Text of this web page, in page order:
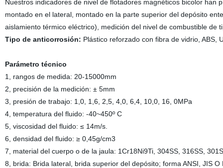
Nuestros indicadores de nivel de flotadores magnéticos bicolor
montado en el lateral, montado en la parte superior del depósito
aislamiento térmico eléctrico), medición del nivel de combustible de
Tipo de anticorrosión: Plástico reforzado con fibra de vidrio, ABS,
Parámetro técnico
1, rangos de medida: 20-15000mm
2, precisión de la medición: ± 5mm
3, presión de trabajo: 1,0, 1,6, 2,5, 4,0, 6,4, 10,0, 16, 0MPa
4, temperatura del fluido: -40~450º C
5, viscosidad del fluido: ≤ 14m/s.
6, densidad del fluido: ≥ 0,45g/cm3
7, material del cuerpo o de la jaula: 1Cr18Ni9Ti, 304SS, 316SS,
8, brida: Brida lateral, brida superior del depósito; forma ANSI, JIS O